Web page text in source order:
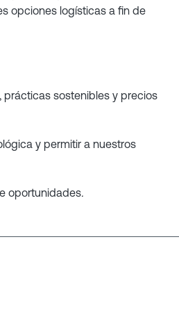
opciones logísticas a fin de
sostenibles y precios
y permitir a nuestros
oportunidades.